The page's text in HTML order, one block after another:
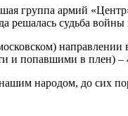
группа армий
решалась судьба
направлении
и попавшими в плен) –
народом, до сих